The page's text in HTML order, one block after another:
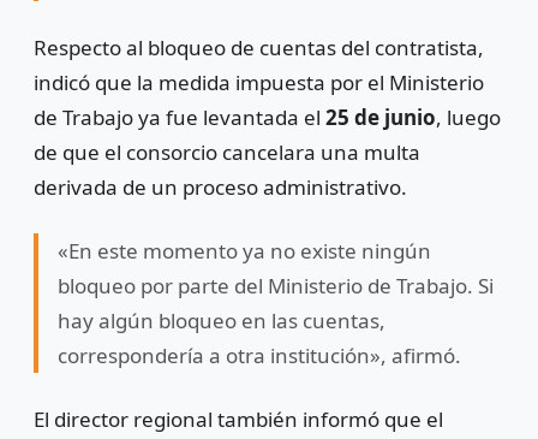
Respecto al bloqueo de cuentas del contratista,
indicó que la medida impuesta por el Ministerio
de Trabajo ya fue levantada el 25 de junio, luego
de que el consorcio cancelara una multa
derivada de un proceso administrativo.
«En este momento ya no existe ningún
bloqueo por parte del Ministerio de Trabajo. Si
hay algún bloqueo en las cuentas,
correspondería a otra institución», afirmó.
El director regional también informó que el